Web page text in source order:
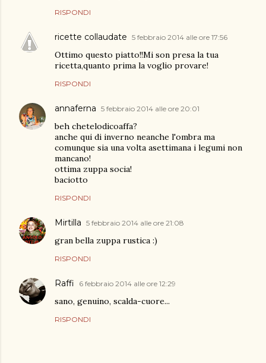
RISPONDI
ricette collaudate 5 febbraio 2014 alle ore 17:56
Ottimo questo piatto!!Mi son presa la tua
ricetta,quanto prima la voglio provare!
RISPONDI
annaferna 5 febbraio 2014 alle ore 20:01
beh chetelodicoaffa?
anche qui di inverno neanche l'ombra ma
comunque sia una volta asettimana i legumi non
mancano!
ottima zuppa socia!
baciotto
RISPONDI
Mirtilla 5 febbraio 2014 alle ore 21:08
gran bella zuppa rustica :)
RISPONDI
Raffi 6 febbraio 2014 alle ore 12:29
sano, genuino, scalda-cuore...
RISPONDI